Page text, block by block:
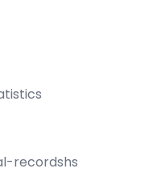
recordshs